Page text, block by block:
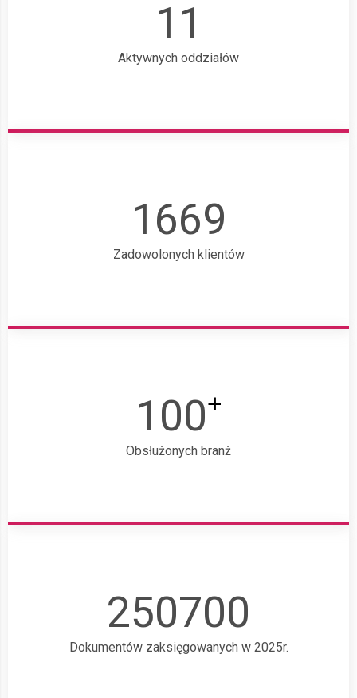
11
Aktywnych oddziałów
1669
Zadowolonych klientów
100+
Obsłużonych branż
250700
Dokumentów zaksięgowanych w 2025r.